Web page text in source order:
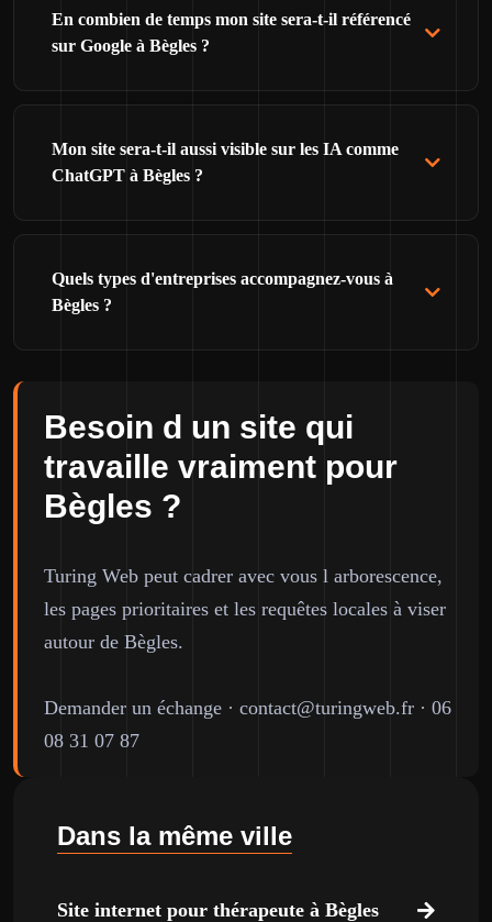
En combien de temps mon site sera-t-il référencé
sur Google à Bègles ?
Mon site sera-t-il aussi visible sur les IA comme
ChatGPT à Bègles ?
Quels types d'entreprises accompagnez-vous à
Bègles ?
Besoin d un site qui
travaille vraiment pour
Bègles ?
Turing Web peut cadrer avec vous l arborescence,
les pages prioritaires et les requêtes locales à viser
autour de Bègles.
Demander un échange · contact@turingweb.fr · 06
08 31 07 87
Dans la même ville
Site internet pour thérapeute à Bègles